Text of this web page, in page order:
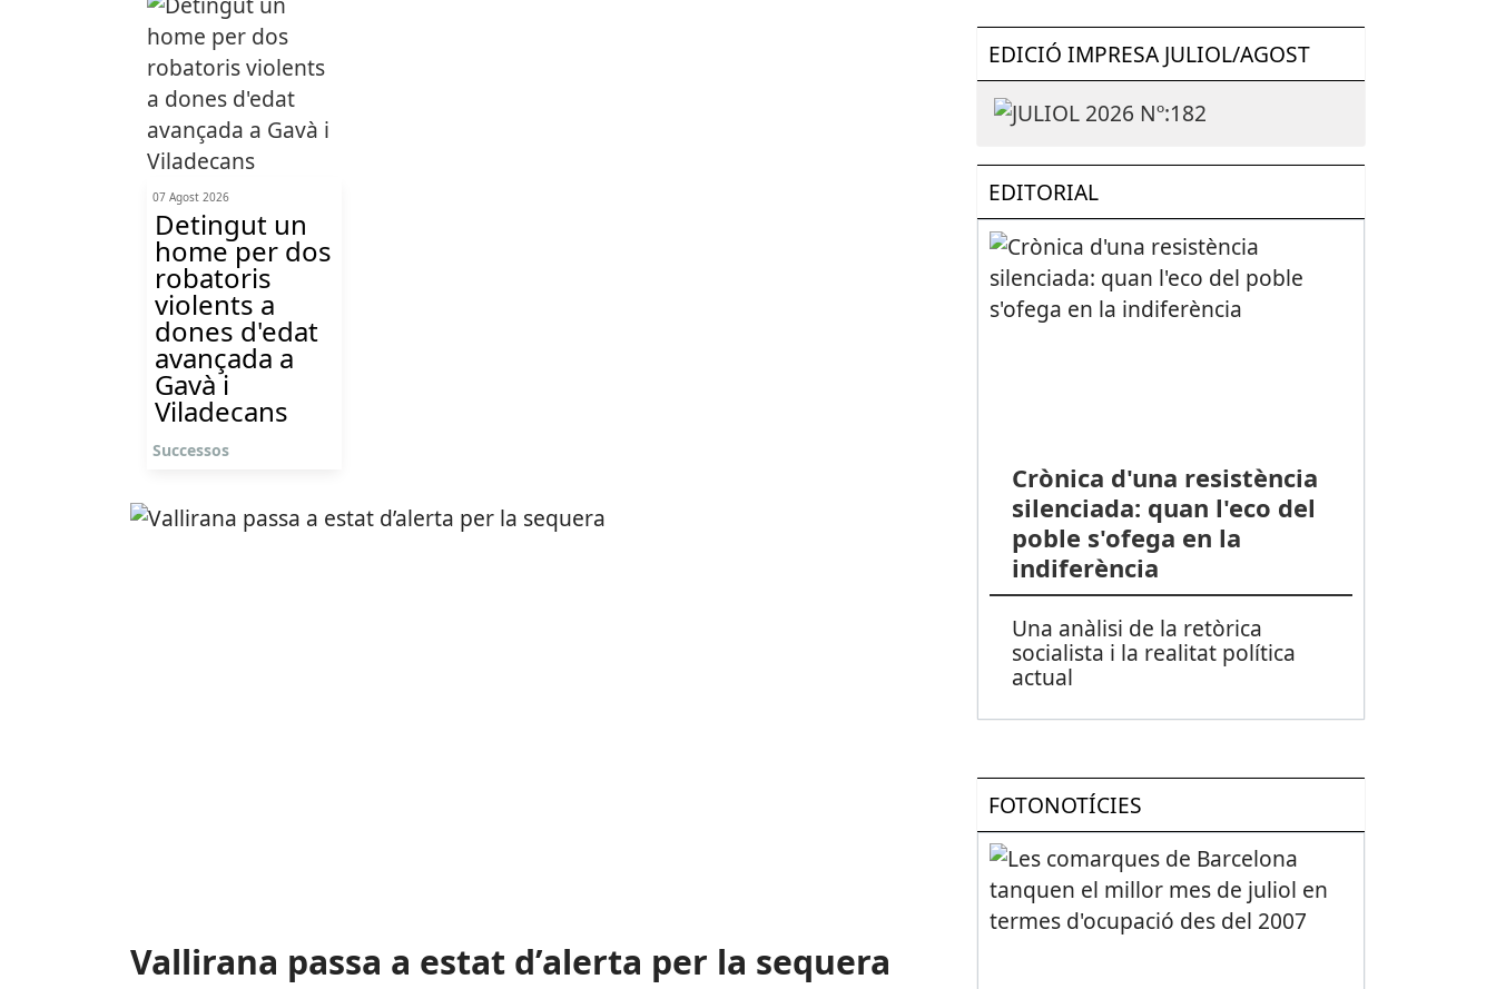
07 Agost 2026
Detingut un
home per dos
robatoris
violents a
dones d'edat
avançada a
Gavà i
Viladecans
Successos
Vallirana passa a estat d’alerta per la sequera
EDICIÓ IMPRESA JULIOL/AGOST
EDITORIAL
Crònica d'una resistència
silenciada: quan l'eco del
poble s'ofega en la
indiferència
Una anàlisi de la retòrica
socialista i la realitat política
actual
FOTONOTÍCIES